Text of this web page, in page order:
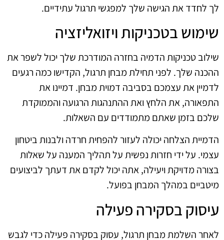
לך לחדד את הגישה שלך למפגשי תרגול עתידיים.
שימוש בטכניקות ויזואליזציה
שילוב טכניקות הדמיה בחזרה המודרכת שלך יכול לשפר את
ההכנה שלך. לפני תחילת מבחן תרגול, הקדישו כמה רגעים
לדמיין את עצמכם בסביבה דמוית מבחן. דמיינו את
התפאורה, את הלחץ ואת ההתנהגות הרגועה והממוקדת
שלכם בזמן שאתם מתמודדים עם השאלות.
הדמיית הצלחה יכולה לעזור להפחית חרדה ולבנות ביטחון
עצמי. על ידי חזרות נפשית על תהליך המענה על שאלות
בצורה מדויקת ויעילה, אתה יכול לקדם את דעתך לביצועים
מיטביים במהלך המבחן בפועל.
עיסוק בסקירה פעילה
לאחר השלמת מבחן תרגול, עסוק בסקירה פעילה כדי לגבש